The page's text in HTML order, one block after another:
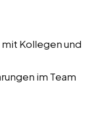
Kollegen und
im Team